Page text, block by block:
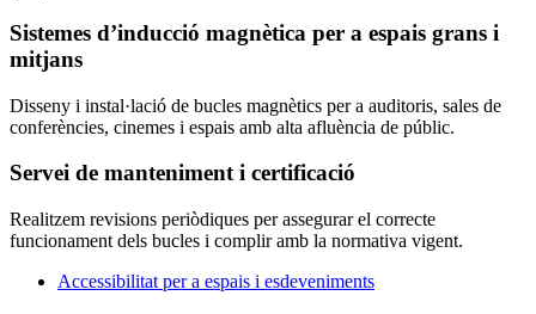
Sistemes d’inducció magnètica per a espais grans i
mitjans
Disseny i instal·lació de bucles magnètics per a auditoris, sales de
conferències, cinemes i espais amb alta afluència de públic.
Servei de manteniment i certificació
Realitzem revisions periòdiques per assegurar el correcte
funcionament dels bucles i complir amb la normativa vigent.
Accessibilitat per a espais i esdeveniments